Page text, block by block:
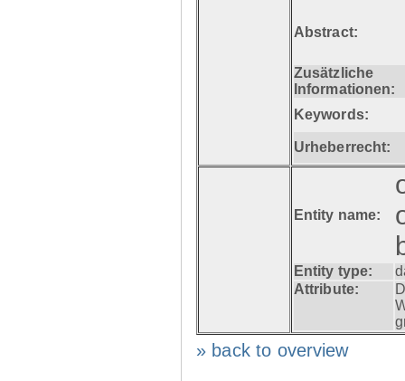
Abstract:
Zusätzliche
Informationen:
Keywords:
Urheberrecht:
Entity name:
Entity type:
Attribute:
» back to overview